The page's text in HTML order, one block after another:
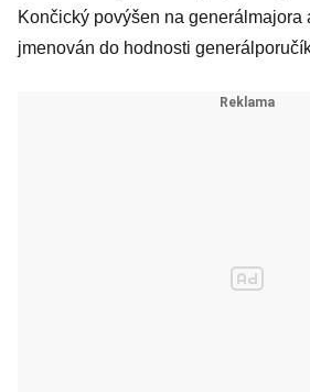
Končický povýšen na generálmajora
jmenován do hodnosti